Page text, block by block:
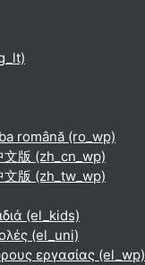
română ‎(ro_wp)‎
版 ‎(zh_cn_wp)‎
版 ‎(zh_tw_wp)‎
‎(el_kids)‎
‎(el_uni)‎
εργασίας ‎(el_wp)‎